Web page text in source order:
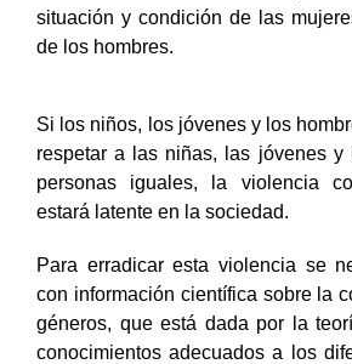
situación y condición de las
de los hombres.
Si los niños, los jóvenes y los
respetar a las niñas, las jóvenes y
personas iguales, la violencia
estará latente en la sociedad.
Para erradicar esta violencia se
con información científica sobre la
géneros, que está dada por la
conocimientos adecuados a los